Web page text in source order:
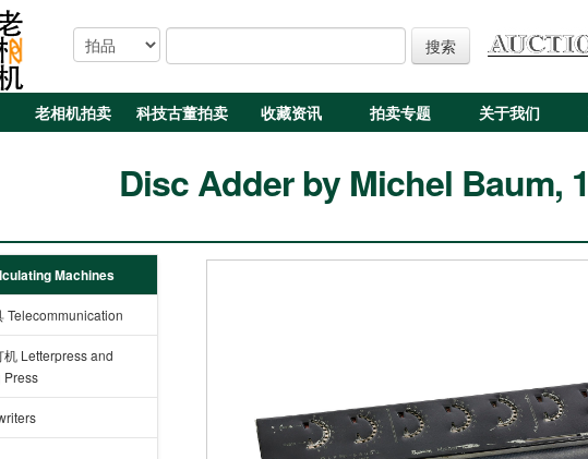
搜索
老相机拍卖 科技古董拍卖 收藏资讯 拍卖专题 关于我们
Disc Adder by Michel Baum,
Machines
Telecommunication
Letterpress and
Press